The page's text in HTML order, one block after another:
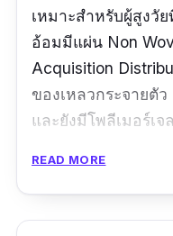
เหมาะสำหรับผู้สูงวั
อ้อมมีแผ่น Non
Acquisition
ของเหลวกระจายตั
และยังมีโพลีเมอร์เ
ความแห้งสบาย ผ้าอ้
รองรับปัสสาวะได้ถึ
ครั้ง ขอบขากระชับ
READ MORE